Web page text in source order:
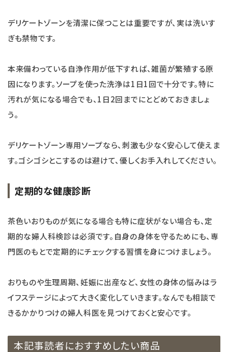
デリケートゾーンを清潔に保つことは重要ですが、実は洗いす
ぎも禁物です。
本来備わっている自浄作用が低下すれば、雑菌が繁殖する原
因になります。ソープを使った洗浄は1日1回で十分です。特に
汚れが気になる場合でも、1日2回までにとどめておきましょ
う。
デリケートゾーン専用ソープなら、刺激も少なく安心して使えま
す。ゴシゴシとこするのは避けて、優しくお手入れしてください。
定期的な健康診断
茶色いおりものが気になる場合も特に症状がない場合も、定
期的な婦人科検診は必須です。自身の身体を守るためにも、専
門医のもとで定期的にチェックする習慣を身につけましょう。
おりものや生理周期、妊娠に出産など、女性の身体の悩みはラ
イフステージによって大きく変化していきます。なんでも相談で
きるかかりつけの婦人科医を見つけておくと安心です。
本記事読者におすすめしたい商品